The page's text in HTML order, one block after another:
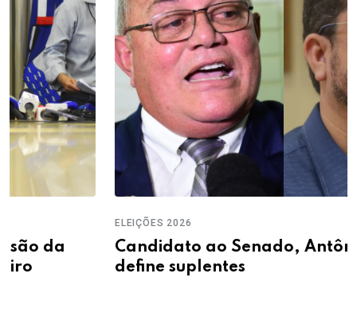
Candidato ao Senado, Antônio José Lira
define suplentes